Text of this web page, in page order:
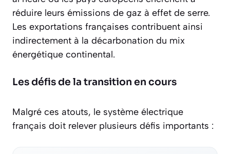
réduire leurs émissions de gaz à effet de serre.
Les exportations françaises contribuent ainsi
indirectement à la décarbonation du mix
énergétique continental.
Les défis de la transition en cours
Malgré ces atouts, le système électrique
français doit relever plusieurs défis importants :